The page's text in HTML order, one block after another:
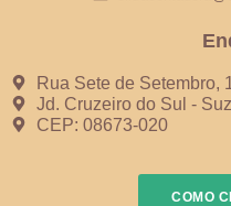
Rua Sete de Setembro,
Jd. Cruzeiro do Sul -
CEP: 08673-020
COMO